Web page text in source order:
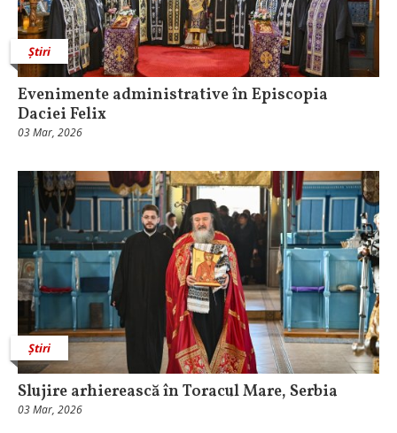
Știri
Evenimente administrative în Episcopia
Daciei Felix
03 Mar, 2026
Știri
Slujire arhierească în Toracul Mare, Serbia
03 Mar, 2026